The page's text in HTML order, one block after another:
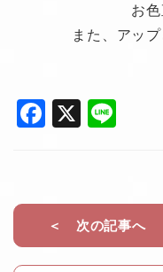
お
また、アッ
F
e
b
o
X
＜ 次の記事へ